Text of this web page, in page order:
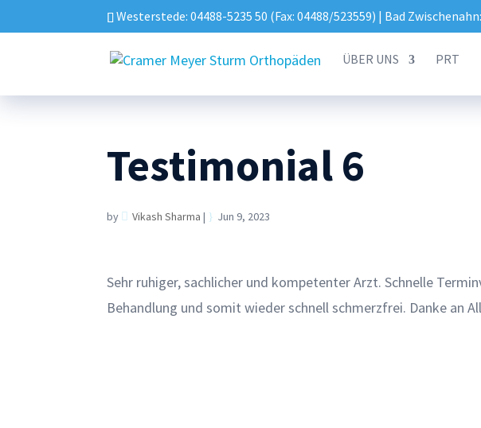
Westerstede: 04488-5235 50 (Fax: 04488/523559) | Bad
ÜBER UNS PRT
Testimonial 6
by Vikash Sharma | Jun 9, 2023
Sehr ruhiger, sachlicher und kompetenter Arzt. Schnelle
Behandlung und somit wieder schnell schmerzfrei. Danke an